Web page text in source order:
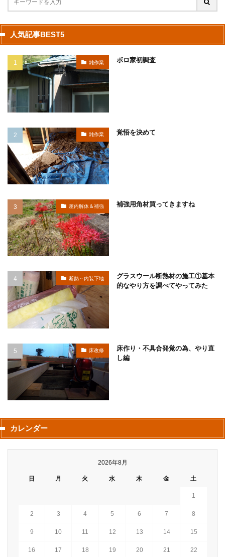
人気記事BEST5
雑作業 ボロ家初調査
雑作業 覚悟を決めて
屋内解体＆補強 補強用角材買ってきますね
断熱～内装下地
グラスウール断熱材の施工①基本
的なやり方を調べてやってみた
床改修
床作り・不具合発覚の為、やり直
し編
カレンダー
2026年8月
日 月 火 水 木 金 土
1
2 3 4 5 6 7 8
9 10 11 12 13 14 15
16 17 18 19 20 21 22